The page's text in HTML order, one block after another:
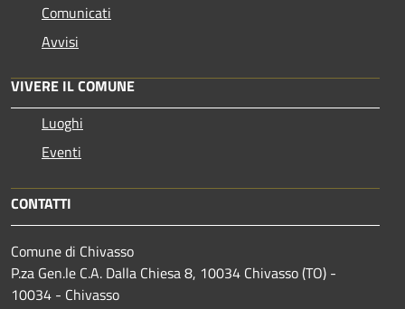
Comunicati
Avvisi
VIVERE IL COMUNE
Luoghi
Eventi
CONTATTI
Comune di Chivasso
P.za Gen.le C.A. Dalla Chiesa 8, 10034 Chivasso (TO) -
10034 - Chivasso